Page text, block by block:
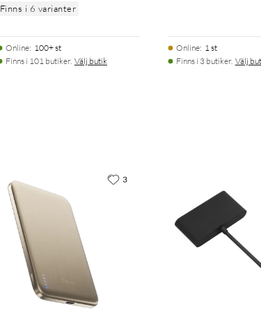
Finns i 6 varianter
Online: 100+ st
Finns i 101 butiker. Välj butik
Online: 1 st
Finns i 3 butiker. Välj
3